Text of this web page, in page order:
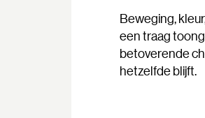
Beweging,
een traag
betoverende
hetzelfde blijft.